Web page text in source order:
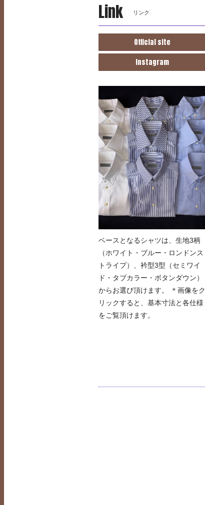
Link リンク
Official site
Instagram
ベースとなるシャツは、生地3柄
（ホワイト・ブルー・ロンドンス
トライプ）、衿型3型（セミワイ
ド・タブカラー・ボタンダウン）
からお選び頂けます。 ＊画像をク
リックすると、基本寸法と各仕様
をご覧頂けます。